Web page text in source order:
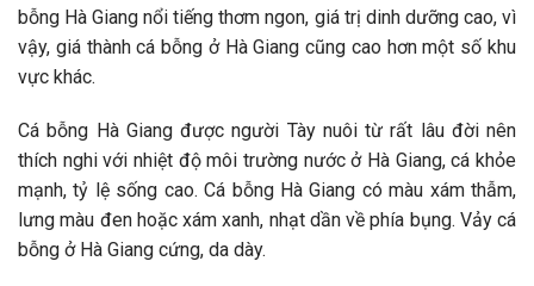
bỗng Hà Giang nổi tiếng thơm ngon, giá trị dinh dưỡng cao, vì
vậy, giá thành cá bỗng ở Hà Giang cũng cao hơn một số khu
vực khác.
Cá bỗng Hà Giang được người Tày nuôi từ rất lâu đời nên
thích nghi với nhiệt độ môi trường nước ở Hà Giang, cá khỏe
mạnh, tỷ lệ sống cao. Cá bỗng Hà Giang có màu xám thẫm,
lưng màu đen hoặc xám xanh, nhạt dần về phía bụng. Vảy cá
bỗng ở Hà Giang cứng, da dày.